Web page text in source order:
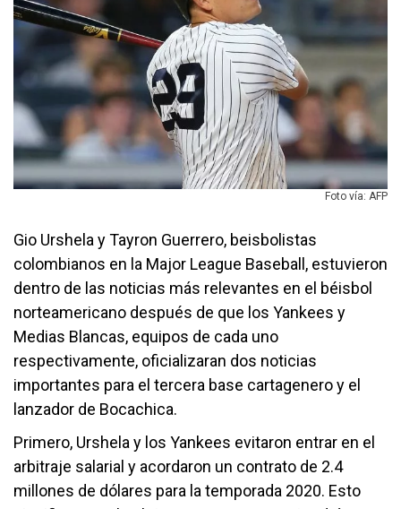
Foto vía: AFP
Gio Urshela y Tayron Guerrero, beisbolistas
colombianos en la Major League Baseball, estuvieron
dentro de las noticias más relevantes en el béisbol
norteamericano después de que los Yankees y
Medias Blancas, equipos de cada uno
respectivamente, oficializaran dos noticias
importantes para el tercera base cartagenero y el
lanzador de Bocachica.
Primero, Urshela y los Yankees evitaron entrar en el
arbitraje salarial y acordaron un contrato de 2.4
millones de dólares para la temporada 2020. Esto